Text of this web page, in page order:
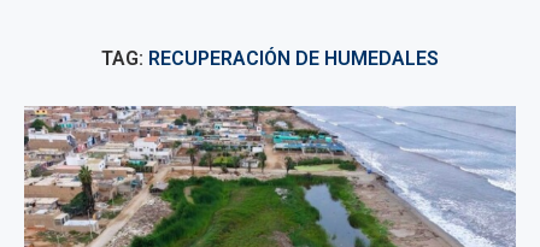
TAG: RECUPERACIÓN DE HUMEDALES